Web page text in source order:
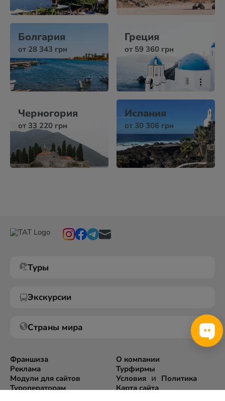
Болгария
от 28 343 грн
Греция
от 59 360 грн
Черногория
от 33 220 грн
Испания
от 30 306 грн
Туры
Экскурсии
Страны мира
Франшиза
Реклама
Модули для сайтов
Туроператорам
О компании
Турфирмы
Условияи Политика
Карта сайта